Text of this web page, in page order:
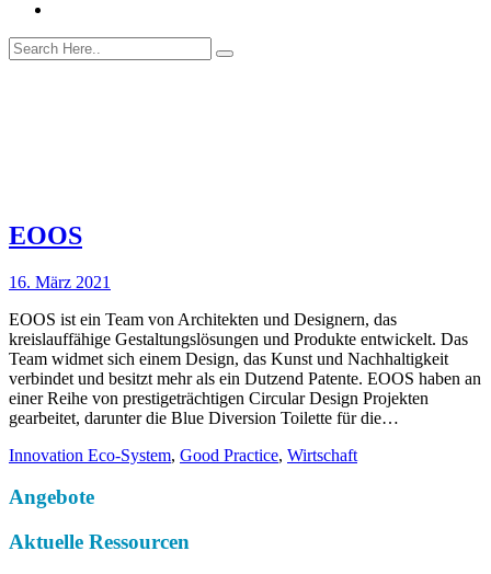
EOOS
16. März 2021
EOOS ist ein Team von Architekten und Designern, das
kreislauffähige Gestaltungslösungen und Produkte entwickelt. Das
Team widmet sich einem Design, das Kunst und Nachhaltigkeit
verbindet und besitzt mehr als ein Dutzend Patente. EOOS haben an
einer Reihe von prestigeträchtigen Circular Design Projekten
gearbeitet, darunter die Blue Diversion Toilette für die…
Innovation Eco-System, Good Practice, Wirtschaft
Angebote
Aktuelle Ressourcen